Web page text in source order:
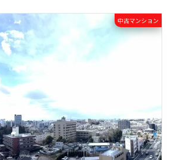
中古マンション